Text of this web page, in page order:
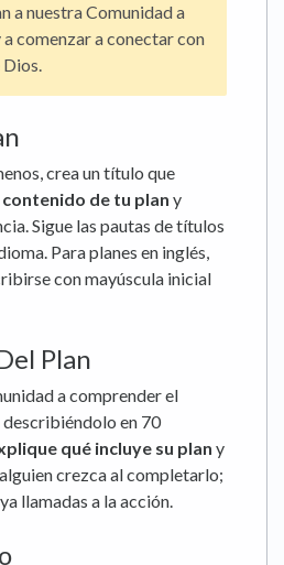
a nuestra Comunidad a
comenzar a conectar con
Dios.
crea un título que
de tu plan y
Sigue las pautas de títulos
Para planes en inglés,
con mayúscula inicial
Plan
a comprender el
en 70
qué incluye su plan y
crezca al completarlo;
llamadas a la acción.